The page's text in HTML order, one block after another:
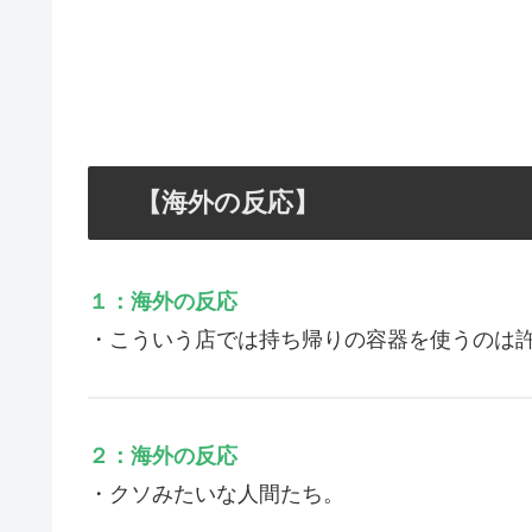
【海外の反応】
１：海外の反応
・こういう店では持ち帰りの容器を使うのは
２：海外の反応
・クソみたいな人間たち。